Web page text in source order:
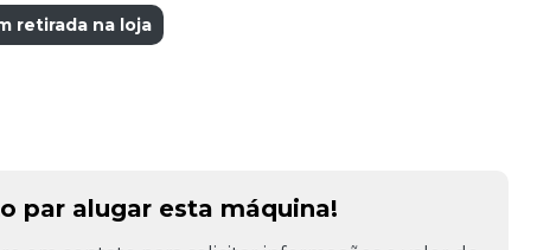
retirada na loja
par alugar esta máquina!